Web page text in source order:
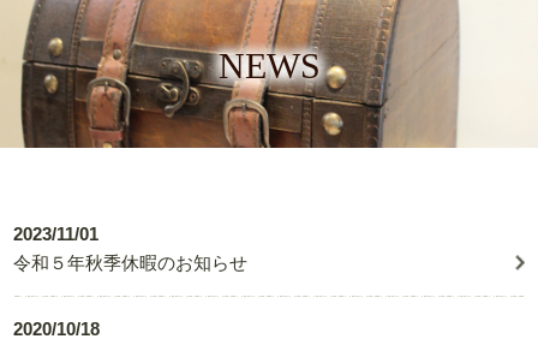
NEWS
2023/11/01
令和５年秋季休暇のお知らせ
2020/10/18